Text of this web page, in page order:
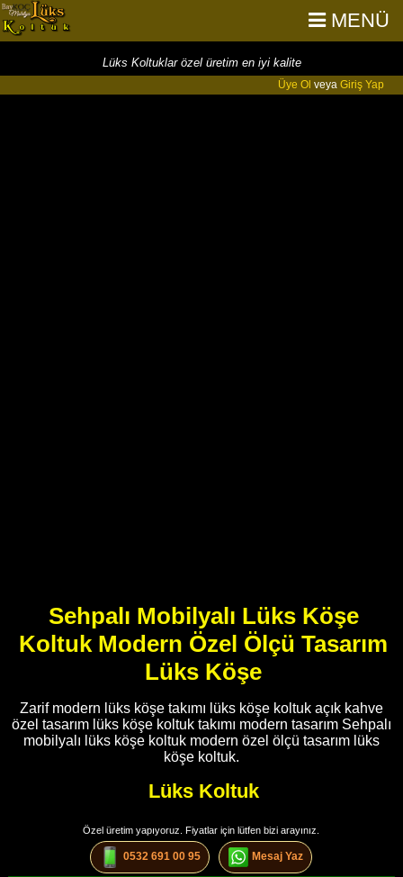
MENÜ
Lüks Koltuklar özel üretim en iyi kalite
Üye Ol veya Giriş Yap
Sehpalı Mobilyalı Lüks Köşe
Koltuk Modern Özel Ölçü Tasarım
Lüks Köşe
Zarif modern lüks köşe takımı lüks köşe koltuk açık kahve
özel tasarım lüks köşe koltuk takımı modern tasarım Sehpalı
mobilyalı lüks köşe koltuk modern özel ölçü tasarım lüks
köşe koltuk.
Lüks Koltuk
Özel üretim yapıyoruz. Fiyatlar için lütfen bizi arayınız.
0532 691 00 95 Mesaj Yaz